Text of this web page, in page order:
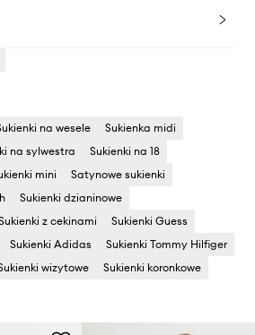
na wesele
Sukienka midi
na sylwestra
Sukienki na 18
mini
Satynowe sukienki
Sukienki dzianinowe
z cekinami
Sukienki Guess
Sukienki Adidas
Sukienki Tommy Hilfiger
wizytowe Sukienki koronkowe